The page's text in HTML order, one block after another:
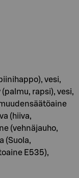
vesi,
rapsi), vesi,
(hiiva,
(vehnäjauho,
(Suola,
E535),